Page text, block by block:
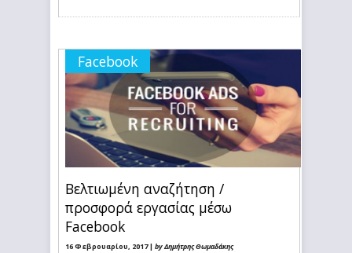
Facebook
Βελτιωμένη αναζήτηση /
προσφορά εργασίας μέσω
Facebook
16 Φεβρουαρίου, 2017 | by Δημήτρης Θωμαδάκης